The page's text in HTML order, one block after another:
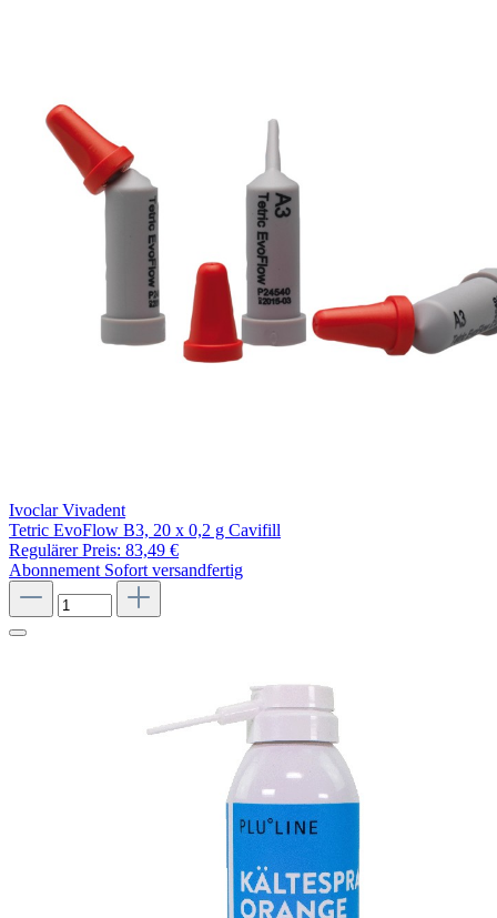
Ivoclar Vivadent
Tetric EvoFlow B3, 20 x 0,2 g Cavifill
Regulärer Preis: 83,49 €
Abonnement Sofort versandfertig